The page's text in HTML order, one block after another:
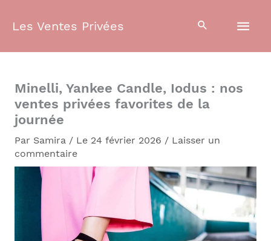
Les Ventes Privées
Minelli, Yankee Candle, Iodus : nos
ventes privées favorites de la
journée
Par Samira / Le 24 février 2026 / Laisser un
commentaire